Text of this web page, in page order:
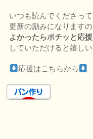
いつも読んでくださっ
更新の励みになりますの
よかったらポチッと応
していただけると嬉し
応援はこちらから